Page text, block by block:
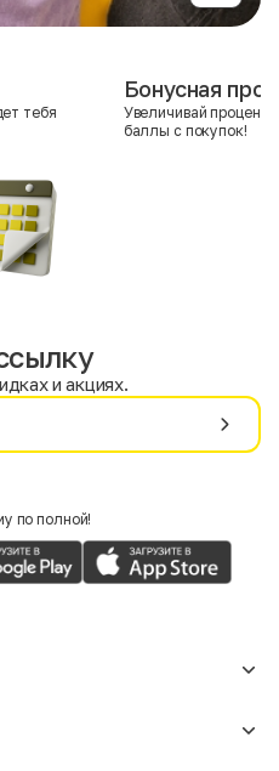
тебя
Бонусная
Увеличивай процент
баллы с покупок!
и акциях.
по полной!